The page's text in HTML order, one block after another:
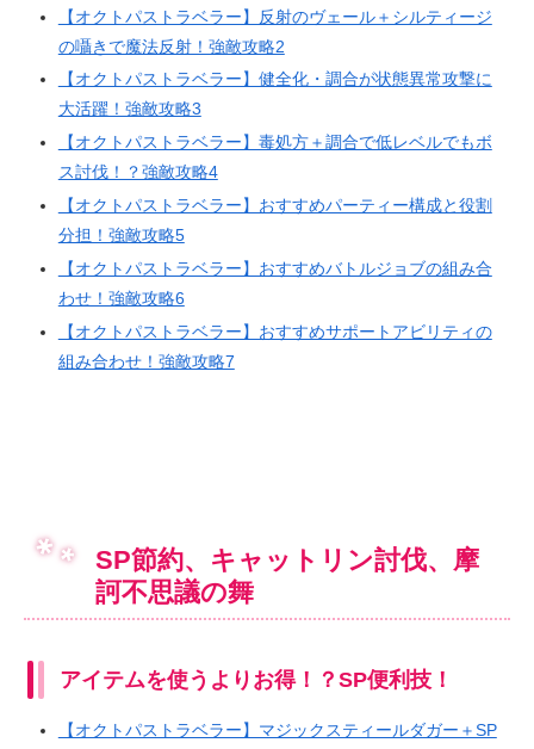
【オクトパストラベラー】反射のヴェール＋シルティージ
の囁きで魔法反射！強敵攻略2
【オクトパストラベラー】健全化・調合が状態異常攻撃に
大活躍！強敵攻略3
【オクトパストラベラー】毒処方＋調合で低レベルでもボ
ス討伐！？強敵攻略4
【オクトパストラベラー】おすすめパーティー構成と役割
分担！強敵攻略5
【オクトパストラベラー】おすすめバトルジョブの組み合
わせ！強敵攻略6
【オクトパストラベラー】おすすめサポートアビリティの
組み合わせ！強敵攻略7
SP節約、キャットリン討伐、摩
訶不思議の舞
アイテムを使うよりお得！？SP便利技！
【オクトパストラベラー】マジックスティールダガー＋SP